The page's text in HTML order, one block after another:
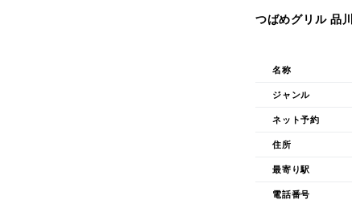
つばめグリル 品
名称
ジャンル
ネット予約
住所
最寄り駅
電話番号